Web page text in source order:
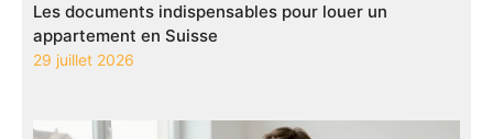
Les documents indispensables pour louer un
appartement en Suisse
29 juillet 2026